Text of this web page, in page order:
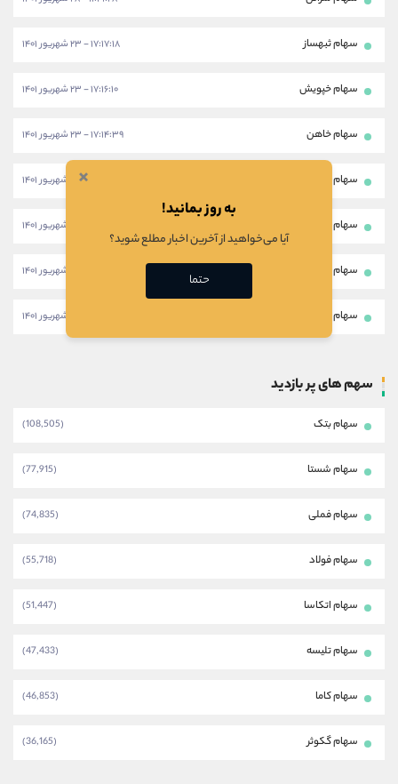
سهام ثبهساز ۱۷:۱۷:۱۸ - ۲۳ شهریور ۱۴۰۱
سهام خپویش ۱۷:۱۶:۱۰ - ۲۳ شهریور ۱۴۰۱
سهام خاهن ۱۷:۱۴:۳۹ - ۲۳ شهریور ۱۴۰۱
سهام چافست
سهام جوین
سهام بمپنا
سهام خودرو
سهم های پر بازدید
سهام بتک (108,505)
سهام شستا (77,915)
سهام فملی (74,835)
سهام فولاد (55,718)
سهام اتکاسا (51,447)
سهام تلیسه (47,433)
سهام کاما (46,853)
سهام گکوثر (36,165)
×
به روز بمانید!
آیا می‌خواهید از آخرین اخبار مطلع شوید؟
حتما